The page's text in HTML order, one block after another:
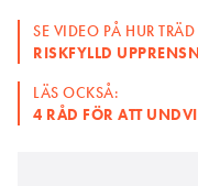
SE VIDEO PÅ HUR
RISKFYLLD
LÄS OCKSÅ:
4 RÅD FÖR ATT